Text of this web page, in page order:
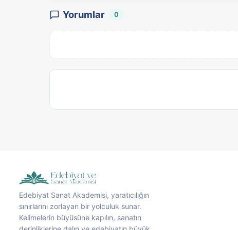
Yorumlar 0
Edebiyat Sanat Akademisi, yaratıcılığın
sınırlarını zorlayan bir yolculuk sunar.
Kelimelerin büyüsüne kapılın, sanatın